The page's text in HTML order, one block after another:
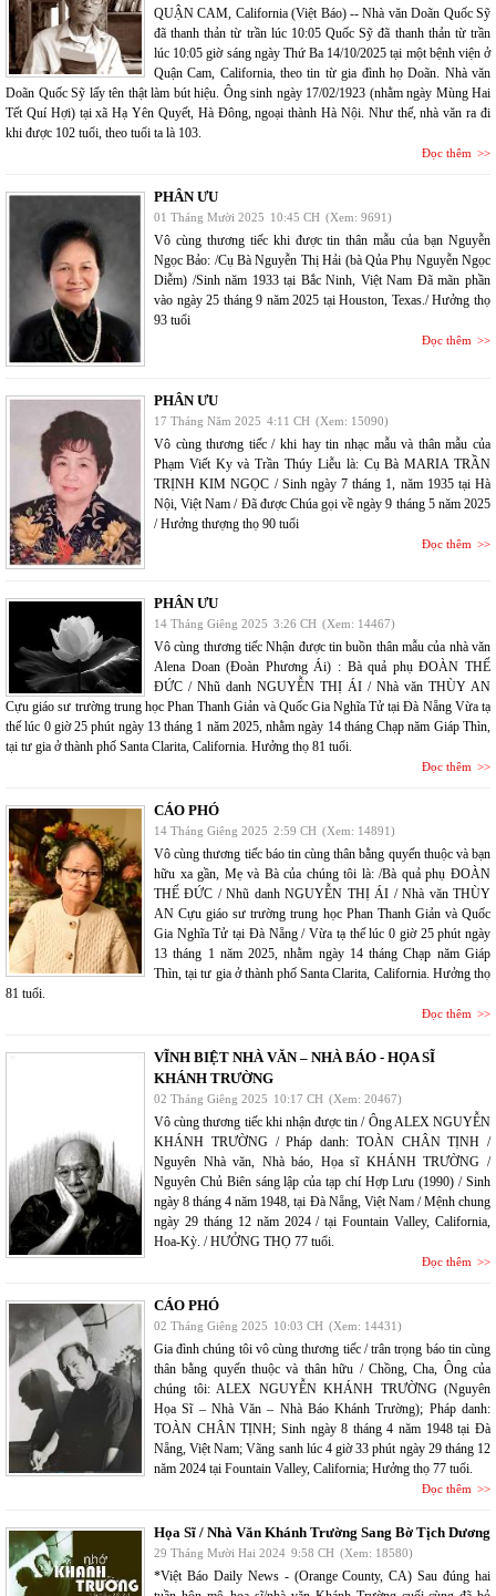
QUẬN CAM, California (Việt Báo) -- Nhà văn Doãn Quốc Sỹ
đã thanh thản từ trần lúc 10:05 Quốc Sỹ đã thanh thản từ trần
lúc 10:05 giờ sáng ngày Thứ Ba 14/10/2025 tại một bệnh viện ở
Quận Cam, California, theo tin từ gia đình họ Doãn. Nhà văn
Doãn Quốc Sỹ lấy tên thật làm bút hiệu. Ông sinh ngày 17/02/1923 (nhằm ngày Mùng Hai
Tết Quí Hợi) tại xã Hạ Yên Quyết, Hà Đông, ngoại thành Hà Nội. Như thế, nhà văn ra đi
khi được 102 tuổi, theo tuổi ta là 103.
Đọc thêm
PHÂN ƯU
01 Tháng Mười 2025 10:45 CH (Xem: 9691)
Vô cùng thương tiếc khi được tin thân mẫu của bạn Nguyễn
Ngọc Bảo: /Cụ Bà Nguyễn Thị Hải (bà Qủa Phụ Nguyễn Ngọc
Diễm) /Sinh năm 1933 tại Bắc Ninh, Việt Nam Đã mãn phần
vào ngày 25 tháng 9 năm 2025 tại Houston, Texas./ Hưởng thọ
93 tuổi
Đọc thêm
PHÂN ƯU
17 Tháng Năm 2025 4:11 CH (Xem: 15090)
Vô cùng thương tiếc / khi hay tin nhạc mẫu và thân mẫu của
Phạm Viết Ky và Trần Thúy Liễu là: Cụ Bà MARIA TRẦN
TRỊNH KIM NGỌC / Sinh ngày 7 tháng 1, năm 1935 tại Hà
Nội, Việt Nam / Đã được Chúa gọi về ngày 9 tháng 5 năm 2025
/ Hưởng thượng thọ 90 tuổi
Đọc thêm
PHÂN ƯU
14 Tháng Giêng 2025 3:26 CH (Xem: 14467)
Vô cùng thương tiếc Nhận được tin buồn thân mẫu của nhà văn
Alena Doan (Đoàn Phương Ái) : Bà quả phụ ĐOÀN THẾ
ĐỨC / Nhũ danh NGUYỄN THỊ ÁI / Nhà văn THÙY AN
Cựu giáo sư trường trung học Phan Thanh Giản và Quốc Gia Nghĩa Tử tại Đà Nẵng Vừa tạ
thế lúc 0 giờ 25 phút ngày 13 tháng 1 năm 2025, nhằm ngày 14 tháng Chạp năm Giáp Thìn,
tại tư gia ở thành phố Santa Clarita, California. Hưởng thọ 81 tuổi.
Đọc thêm
CÁO PHÓ
14 Tháng Giêng 2025 2:59 CH (Xem: 14891)
Vô cùng thương tiếc báo tin cùng thân bằng quyến thuộc và bạn
hữu xa gần, Mẹ và Bà của chúng tôi là: /Bà quả phụ ĐOÀN
THẾ ĐỨC / Nhũ danh NGUYỄN THỊ ÁI / Nhà văn THÙY
AN Cựu giáo sư trường trung học Phan Thanh Giản và Quốc
Gia Nghĩa Tử tại Đà Nẵng / Vừa tạ thế lúc 0 giờ 25 phút ngày
13 tháng 1 năm 2025, nhằm ngày 14 tháng Chạp năm Giáp
Thìn, tại tư gia ở thành phố Santa Clarita, California. Hưởng thọ
81 tuổi.
Đọc thêm
VĨNH BIỆT NHÀ VĂN – NHÀ BÁO - HỌA SĨ
KHÁNH TRƯỜNG
02 Tháng Giêng 2025 10:17 CH (Xem: 20467)
Vô cùng thương tiếc khi nhận được tin / Ông ALEX NGUYỄN
KHÁNH TRƯỜNG / Pháp danh: TOÀN CHÂN TỊNH /
Nguyên Nhà văn, Nhà báo, Họa sĩ KHÁNH TRƯỜNG /
Nguyên Chủ Biên sáng lập của tạp chí Hợp Lưu (1990) / Sinh
ngày 8 tháng 4 năm 1948, tại Đà Nẵng, Việt Nam / Mệnh chung
ngày 29 tháng 12 năm 2024 / tại Fountain Valley, California,
Hoa-Kỳ. / HƯỞNG THỌ 77 tuổi.
Đọc thêm
CÁO PHÓ
02 Tháng Giêng 2025 10:03 CH (Xem: 14431)
Gia đình chúng tôi vô cùng thương tiếc / trân trọng báo tin cùng
thân bằng quyến thuộc và thân hữu / Chồng, Cha, Ông của
chúng tôi: ALEX NGUYỄN KHÁNH TRƯỜNG (Nguyên
Họa Sĩ – Nhà Văn – Nhà Báo Khánh Trường); Pháp danh:
TOÀN CHÂN TỊNH; Sinh ngày 8 tháng 4 năm 1948 tại Đà
Nẵng, Việt Nam; Vãng sanh lúc 4 giờ 33 phút ngày 29 tháng 12
năm 2024 tại Fountain Valley, California; Hưởng thọ 77 tuổi.
Đọc thêm
Họa Sĩ / Nhà Văn Khánh Trường Sang Bờ Tịch Dương
29 Tháng Mười Hai 2024 9:58 CH (Xem: 18580)
*Việt Báo Daily News - (Orange County, CA) Sau đúng hai